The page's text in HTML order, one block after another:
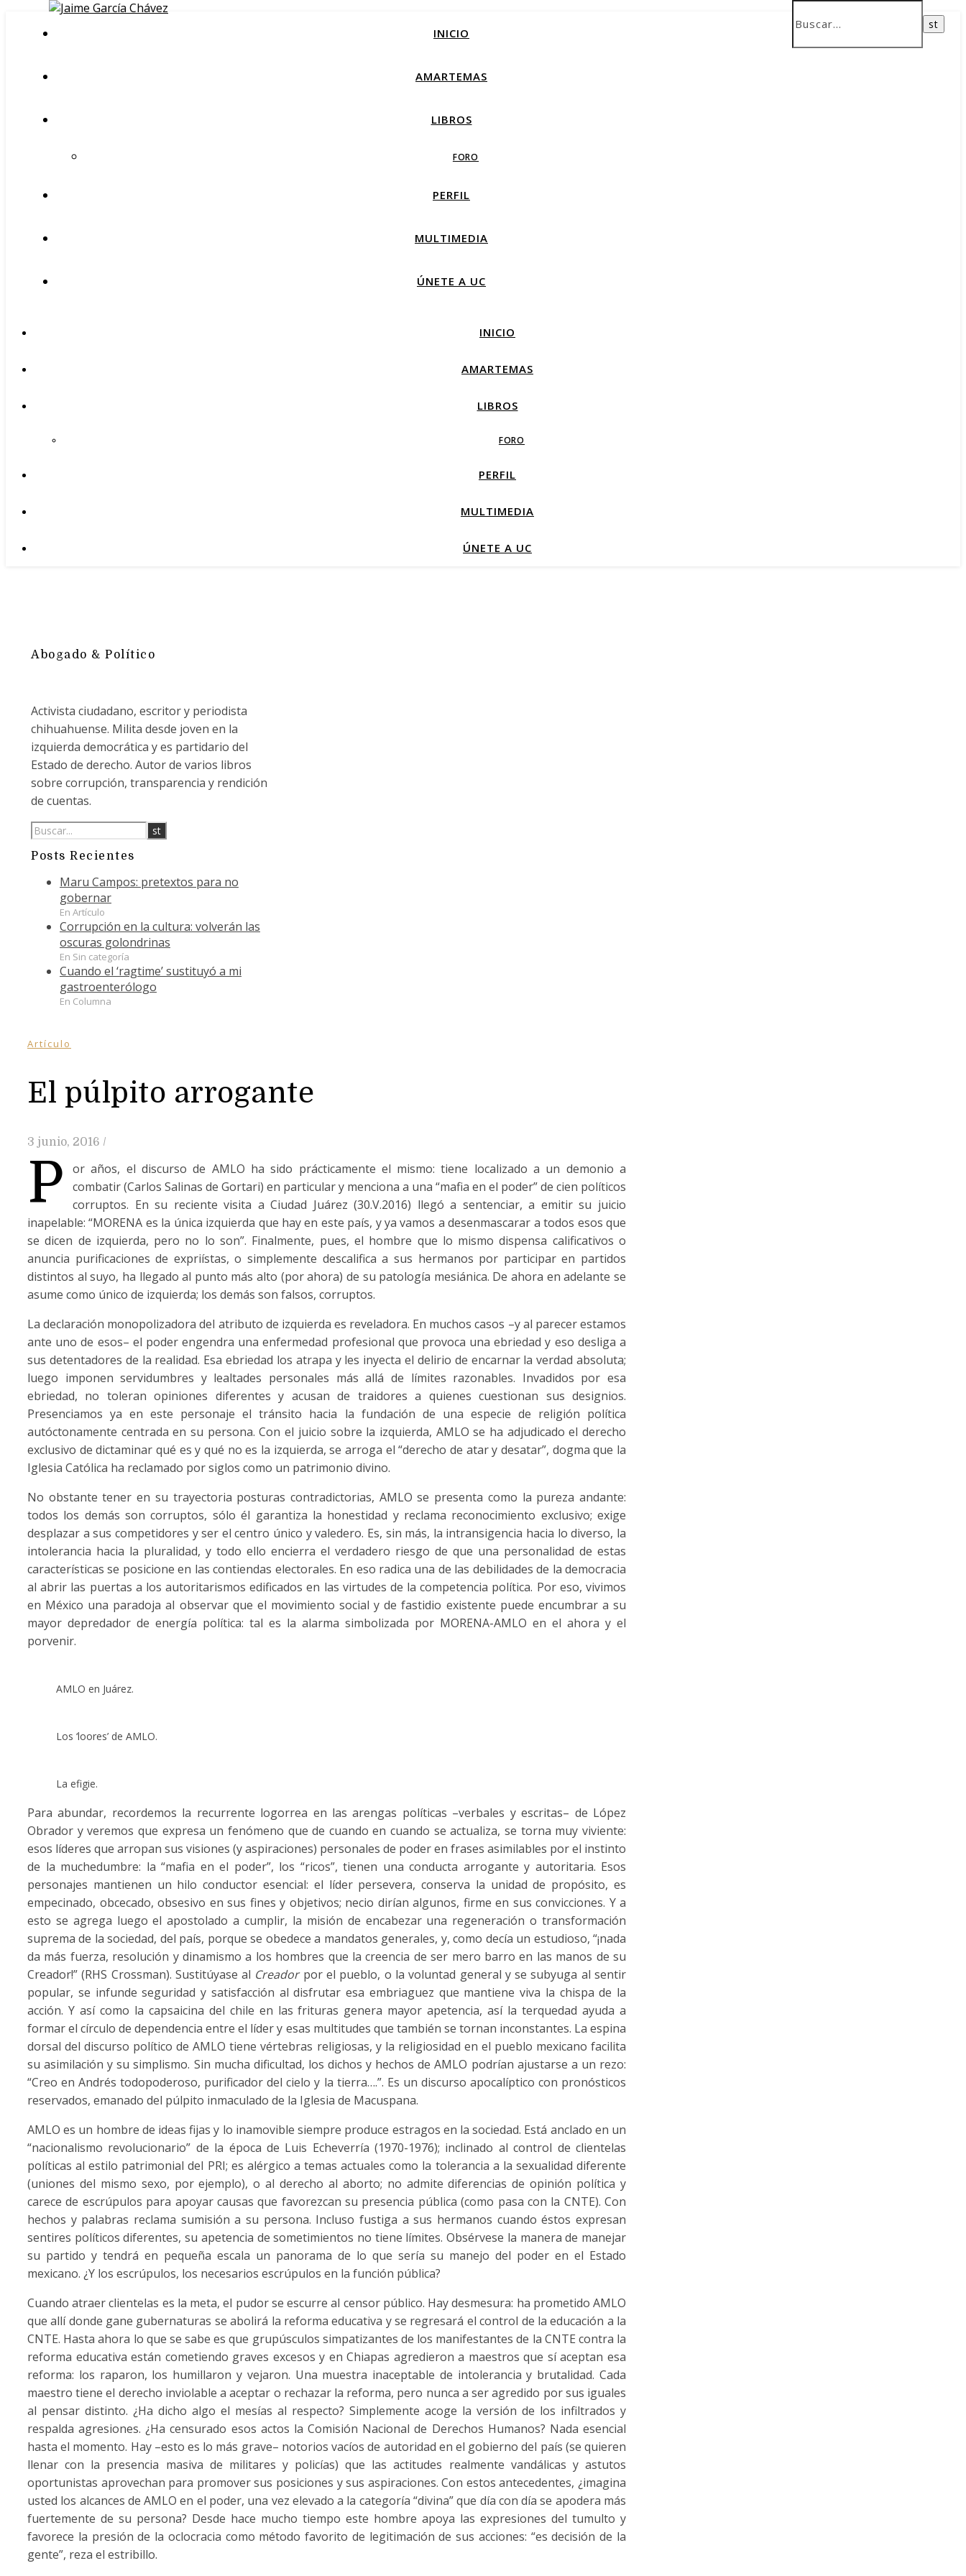
INICIO
AMARTEMAS
LIBROS
FORO
PERFIL
MULTIMEDIA
ÚNETE A UC
INICIO
AMARTEMAS
LIBROS
FORO
PERFIL
MULTIMEDIA
ÚNETE A UC
Abogado & Político
Activista ciudadano, escritor y periodista
chihuahuense. Milita desde joven en la
izquierda democrática y es partidario del
Estado de derecho. Autor de varios libros
sobre corrupción, transparencia y rendición
de cuentas.
Posts Recientes
Maru Campos: pretextos para no
gobernar
En Artículo
Corrupción en la cultura: volverán las
oscuras golondrinas
En Sin categoría
Cuando el ‘ragtime’ sustituyó a mi
gastroenterólogo
En Columna
Artículo
El púlpito arrogante
3 junio, 2016 /
P
or años, el discurso de AMLO ha sido prácticamente el mismo: tiene localizado a un demonio a
combatir (Carlos Salinas de Gortari) en particular y menciona a una “mafia en el poder” de cien políticos
corruptos. En su reciente visita a Ciudad Juárez (30.V.2016) llegó a sentenciar, a emitir su juicio
inapelable: “MORENA es la única izquierda que hay en este país, y ya vamos a desenmascarar a todos esos que
se dicen de izquierda, pero no lo son”. Finalmente, pues, el hombre que lo mismo dispensa calificativos o
anuncia purificaciones de expriístas, o simplemente descalifica a sus hermanos por participar en partidos
distintos al suyo, ha llegado al punto más alto (por ahora) de su patología mesiánica. De ahora en adelante se
asume como único de izquierda; los demás son falsos, corruptos.
La declaración monopolizadora del atributo de izquierda es reveladora. En muchos casos –y al parecer estamos
ante uno de esos– el poder engendra una enfermedad profesional que provoca una ebriedad y eso desliga a
sus detentadores de la realidad. Esa ebriedad los atrapa y les inyecta el delirio de encarnar la verdad absoluta;
luego imponen servidumbres y lealtades personales más allá de límites razonables. Invadidos por esa
ebriedad, no toleran opiniones diferentes y acusan de traidores a quienes cuestionan sus designios.
Presenciamos ya en este personaje el tránsito hacia la fundación de una especie de religión política
autóctonamente centrada en su persona. Con el juicio sobre la izquierda, AMLO se ha adjudicado el derecho
exclusivo de dictaminar qué es y qué no es la izquierda, se arroga el “derecho de atar y desatar”, dogma que la
Iglesia Católica ha reclamado por siglos como un patrimonio divino.
No obstante tener en su trayectoria posturas contradictorias, AMLO se presenta como la pureza andante:
todos los demás son corruptos, sólo él garantiza la honestidad y reclama reconocimiento exclusivo; exige
desplazar a sus competidores y ser el centro único y valedero. Es, sin más, la intransigencia hacia lo diverso, la
intolerancia hacia la pluralidad, y todo ello encierra el verdadero riesgo de que una personalidad de estas
características se posicione en las contiendas electorales. En eso radica una de las debilidades de la democracia
al abrir las puertas a los autoritarismos edificados en las virtudes de la competencia política. Por eso, vivimos
en México una paradoja al observar que el movimiento social y de fastidio existente puede encumbrar a su
mayor depredador de energía política: tal es la alarma simbolizada por MORENA-AMLO en el ahora y el
porvenir.
AMLO en Juárez.
Los ‘loores’ de AMLO.
La efigie.
Para abundar, recordemos la recurrente logorrea en las arengas políticas –verbales y escritas– de López
Obrador y veremos que expresa un fenómeno que de cuando en cuando se actualiza, se torna muy viviente:
esos líderes que arropan sus visiones (y aspiraciones) personales de poder en frases asimilables por el instinto
de la muchedumbre: la “mafia en el poder”, los “ricos”, tienen una conducta arrogante y autoritaria. Esos
personajes mantienen un hilo conductor esencial: el líder persevera, conserva la unidad de propósito, es
empecinado, obcecado, obsesivo en sus fines y objetivos; necio dirían algunos, firme en sus convicciones. Y a
esto se agrega luego el apostolado a cumplir, la misión de encabezar una regeneración o transformación
suprema de la sociedad, del país, porque se obedece a mandatos generales, y, como decía un estudioso, “¡nada
da más fuerza, resolución y dinamismo a los hombres que la creencia de ser mero barro en las manos de su
Creador!” (RHS Crossman). Sustitúyase al Creadorpor el pueblo, o la voluntad general y se subyuga al sentir
popular, se infunde seguridad y satisfacción al disfrutar esa embriaguez que mantiene viva la chispa de la
acción. Y así como la capsaicina del chile en las frituras genera mayor apetencia, así la terquedad ayuda a
formar el círculo de dependencia entre el líder y esas multitudes que también se tornan inconstantes. La espina
dorsal del discurso político de AMLO tiene vértebras religiosas, y la religiosidad en el pueblo mexicano facilita
su asimilación y su simplismo. Sin mucha dificultad, los dichos y hechos de AMLO podrían ajustarse a un rezo:
“Creo en Andrés todopoderoso, purificador del cielo y la tierra….”. Es un discurso apocalíptico con pronósticos
reservados, emanado del púlpito inmaculado de la Iglesia de Macuspana.
AMLO es un hombre de ideas fijas y lo inamovible siempre produce estragos en la sociedad. Está anclado en un
“nacionalismo revolucionario” de la época de Luis Echeverría (1970-1976); inclinado al control de clientelas
políticas al estilo patrimonial del PRI; es alérgico a temas actuales como la tolerancia a la sexualidad diferente
(uniones del mismo sexo, por ejemplo), o al derecho al aborto; no admite diferencias de opinión política y
carece de escrúpulos para apoyar causas que favorezcan su presencia pública (como pasa con la CNTE). Con
hechos y palabras reclama sumisión a su persona. Incluso fustiga a sus hermanos cuando éstos expresan
sentires políticos diferentes, su apetencia de sometimientos no tiene límites. Obsérvese la manera de manejar
su partido y tendrá en pequeña escala un panorama de lo que sería su manejo del poder en el Estado
mexicano. ¿Y los escrúpulos, los necesarios escrúpulos en la función pública?
Cuando atraer clientelas es la meta, el pudor se escurre al censor público. Hay desmesura: ha prometido AMLO
que allí donde gane gubernaturas se abolirá la reforma educativa y se regresará el control de la educación a la
CNTE. Hasta ahora lo que se sabe es que grupúsculos simpatizantes de los manifestantes de la CNTE contra la
reforma educativa están cometiendo graves excesos y en Chiapas agredieron a maestros que sí aceptan esa
reforma: los raparon, los humillaron y vejaron. Una muestra inaceptable de intolerancia y brutalidad. Cada
maestro tiene el derecho inviolable a aceptar o rechazar la reforma, pero nunca a ser agredido por sus iguales
al pensar distinto. ¿Ha dicho algo el mesías al respecto? Simplemente acoge la versión de los infiltrados y
respalda agresiones. ¿Ha censurado esos actos la Comisión Nacional de Derechos Humanos? Nada esencial
hasta el momento. Hay –esto es lo más grave– notorios vacíos de autoridad en el gobierno del país (se quieren
llenar con la presencia masiva de militares y policías) que las actitudes realmente vandálicas y astutos
oportunistas aprovechan para promover sus posiciones y sus aspiraciones. Con estos antecedentes, ¿imagina
usted los alcances de AMLO en el poder, una vez elevado a la categoría “divina” que día con día se apodera más
fuertemente de su persona? Desde hace mucho tiempo este hombre apoya las expresiones del tumulto y
favorece la presión de la oclocracia como método favorito de legitimación de sus acciones: “es decisión de la
gente”, reza el estribillo.